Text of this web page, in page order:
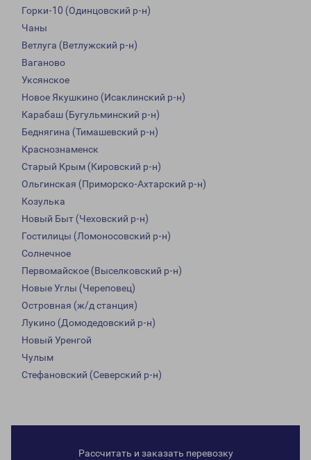
Горки-10 (Одинцовский р-н)
Чаны
Ветлуга (Ветлужский р-н)
Ваганово
Уксянское
Новое Якушкино (Исаклинский р-н)
Карабаш (Бугульминский р-н)
Беднягина (Тимашевский р-н)
Краснознаменск
Старый Крым (Кировский р-н)
Ольгинская (Приморско-Ахтарский р-н)
Козулька
Новый Быт (Чеховский р-н)
Гостилицы (Ломоносовский р-н)
Солнечное
Первомайское (Выселковский р-н)
Новые Углы (Череповец)
Островная (ж/д станция)
Лукино (Домодедовский р-н)
Новый Уренгой
Чулым
Стефановский (Северский р-н)
Рассчитать и заказать перевозку